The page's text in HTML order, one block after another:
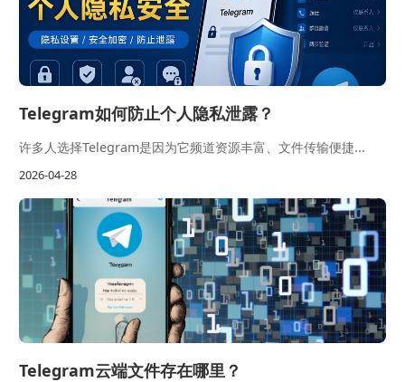
Telegram如何防止个人隐私泄露？
许多人选择Telegram是因为它频道资源丰富、文件传输便捷...
2026-04-28
Telegram云端文件存在哪里？